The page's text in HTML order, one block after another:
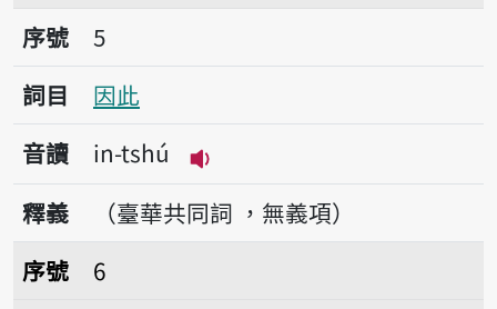
序號5因此
序號
5
詞目
因此
音讀
in-tshú
播放音讀in-tshú
釋義
（臺華共同詞 ，無義項）
序號6此外
序號
6